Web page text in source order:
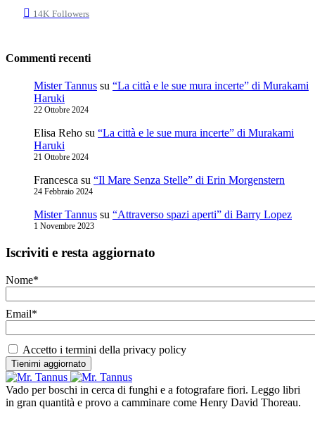
14K Followers
Commenti recenti
Mister Tannus su “La città e le sue mura incerte” di Murakami
Haruki
22 Ottobre 2024
Elisa Reho su “La città e le sue mura incerte” di Murakami
Haruki
21 Ottobre 2024
Francesca su “Il Mare Senza Stelle” di Erin Morgenstern
24 Febbraio 2024
Mister Tannus su “Attraverso spazi aperti” di Barry Lopez
1 Novembre 2023
Iscriviti e resta aggiornato
Nome*
Email*
Accetto i termini della privacy policy
Vado per boschi in cerca di funghi e a fotografare fiori. Leggo libri
in gran quantità e provo a camminare come Henry David Thoreau.